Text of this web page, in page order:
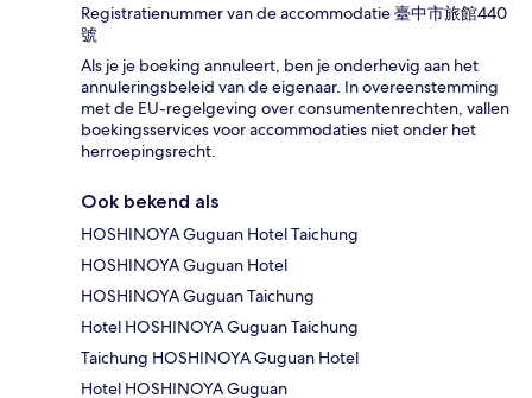
Registratienummer van de accommodatie 臺中市旅館440
號
Als je je boeking annuleert, ben je onderhevig aan het
annuleringsbeleid van de eigenaar. In overeenstemming
met de EU-regelgeving over consumentenrechten, vallen
boekingsservices voor accommodaties niet onder het
herroepingsrecht.
Ook bekend als
HOSHINOYA Guguan Hotel Taichung
HOSHINOYA Guguan Hotel
HOSHINOYA Guguan Taichung
Hotel HOSHINOYA Guguan Taichung
Taichung HOSHINOYA Guguan Hotel
Hotel HOSHINOYA Guguan